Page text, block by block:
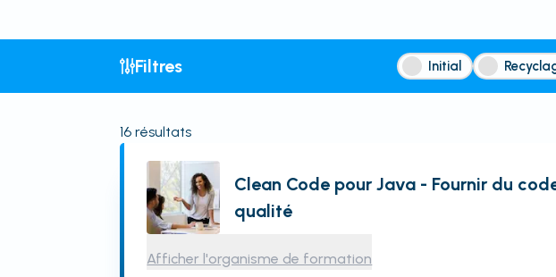
Filtres Initial
16 résultats
Clean Code pour Java - Fournir du
qualité
Afficher l'organisme de formation